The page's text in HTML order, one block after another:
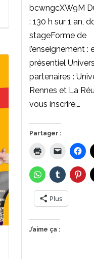
bcwngcXW9M
: 130 h sur 1 an,
stageForme de
l’enseignement :
présentiel
partenaires :
Rennes et La
vous inscrire,…
Partager :
Plus
J’aime ça :